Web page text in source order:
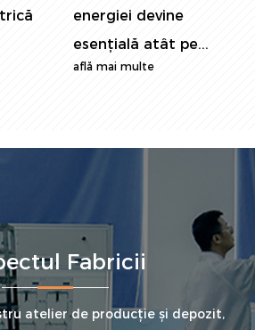
energiei devine
esențială atât pe...
află mai multe
Fabricii
atelier de producție și depozit,